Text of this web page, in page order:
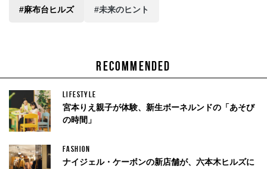
RECOMMENDED
LIFESTYLE
宮本りえ親子が体験、新生ボーネルンドの「あそび
の時間」
FASHION
ナイジェル・ケーボンの新店舗が、六本木ヒルズに
#麻布台ヒルズ #未来のヒント